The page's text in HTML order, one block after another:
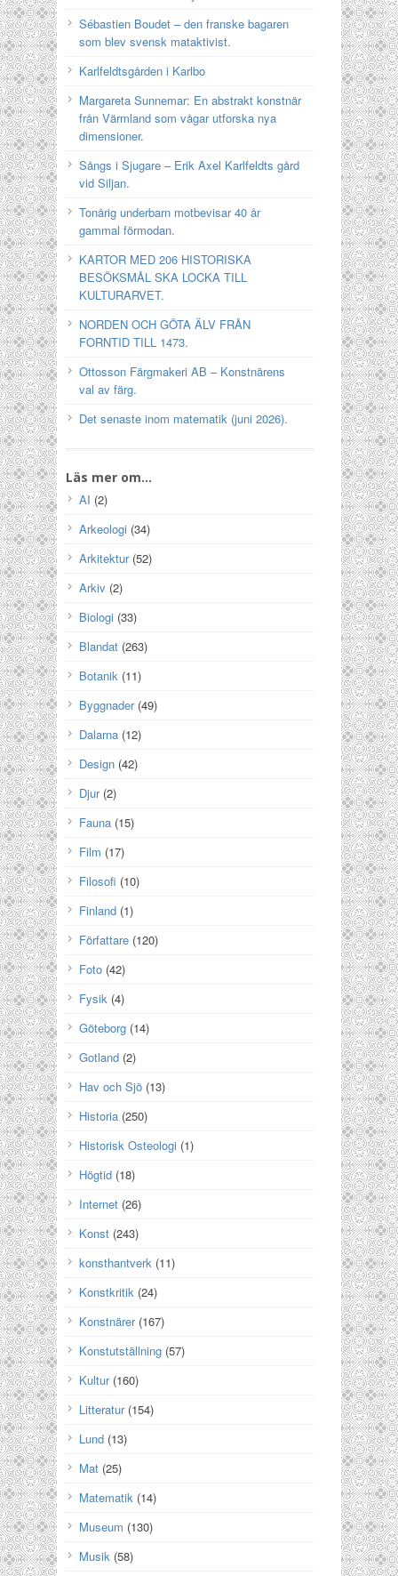
Sébastien Boudet – den franske bagaren
som blev svensk mataktivist.
Karlfeldtsgården i Karlbo
Margareta Sunnemar: En abstrakt konstnär
från Värmland som vågar utforska nya
dimensioner.
Sångs i Sjugare – Erik Axel Karlfeldts gård
vid Siljan.
Tonårig underbarn motbevisar 40 år
gammal förmodan.
KARTOR MED 206 HISTORISKA
BESÖKSMÅL SKA LOCKA TILL
KULTURARVET.
NORDEN OCH GÖTA ÄLV FRÅN
FORNTID TILL 1473.
Ottosson Färgmakeri AB – Konstnärens
val av färg.
Det senaste inom matematik (juni 2026).
Läs mer om…
AI (2)
Arkeologi (34)
Arkitektur(52)
Arkiv (2)
Biologi (33)
Blandat (263)
Botanik (11)
Byggnader(49)
Dalarna (12)
Design (42)
Djur(2)
Fauna (15)
Film (17)
Filosofi (10)
Finland (1)
Författare (120)
Foto (42)
Fysik (4)
Göteborg (14)
Gotland (2)
Hav och Sjö (13)
Historia (250)
Historisk Osteologi (1)
Högtid (18)
Internet (26)
Konst (243)
konsthantverk (11)
Konstkritik (24)
Konstnärer(167)
Konstutställning (57)
Kultur(160)
Litteratur(154)
Lund (13)
Mat (25)
Matematik (14)
Museum (130)
Musik (58)